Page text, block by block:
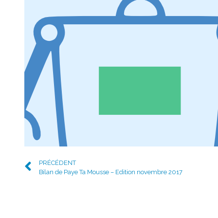
PRÉCÉDENT
Bilan de Paye Ta Mousse – Edition novembre 2017